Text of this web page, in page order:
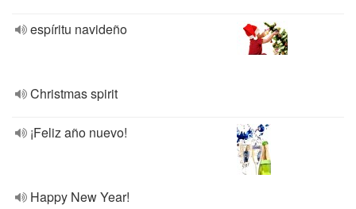
espíritu navideño
Christmas spirit
¡Feliz año nuevo!
Happy New Year!